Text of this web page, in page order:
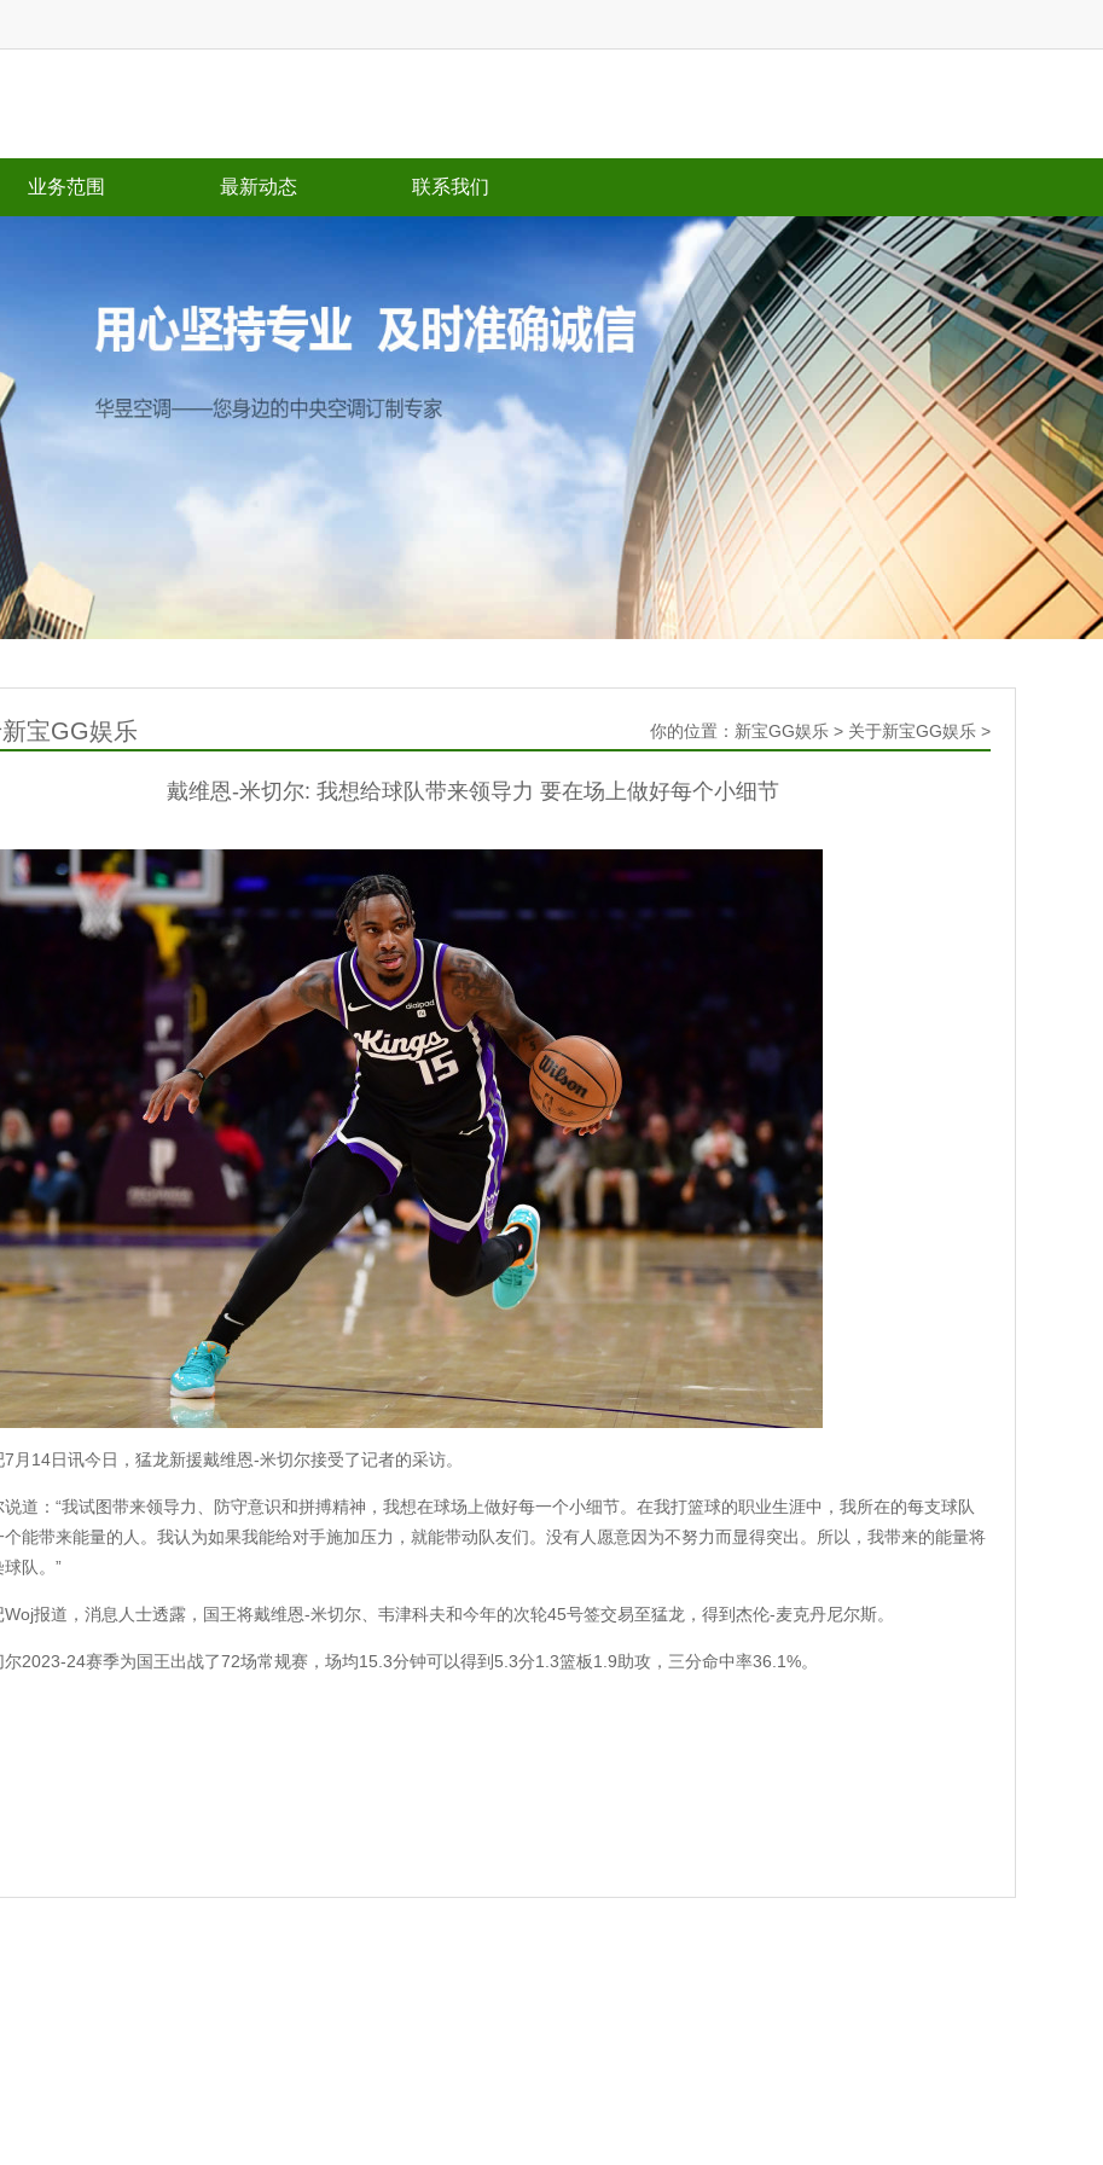
业务范围 最新动态 联系我们
宝GG娱乐 你的位置： 新宝GG娱乐 > 关于新宝GG娱乐 >
戴维恩-米切尔: 我想给球队带来领导力 要在场上做好每个小细节
7月14日讯今日，猛龙新援戴维恩-米切尔接受了记者的采访。
说道：“我试图带来领导力、防守意识和拼搏精神，我想在球场上做好每一个小细节。在我打篮球的职业生涯中，我所在的每支球队
个能带来能量的人。我认为如果我能给对手施加压力，就能带动队友们。没有人愿意因为不努力而显得突出。所以，我带来的能量将
队。”
Woj报道，消息人士透露，国王将戴维恩-米切尔、韦津科夫和今年的次轮45号签交易至猛龙，得到杰伦-麦克丹尼尔斯。
尔2023-24赛季为国王出战了72场常规赛，场均15.3分钟可以得到5.3分1.3篮板1.9助攻，三分命中率36.1%。